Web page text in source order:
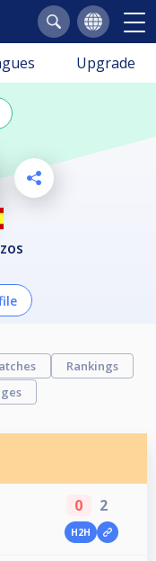
Upgrade
Rankings
0 2
H2H